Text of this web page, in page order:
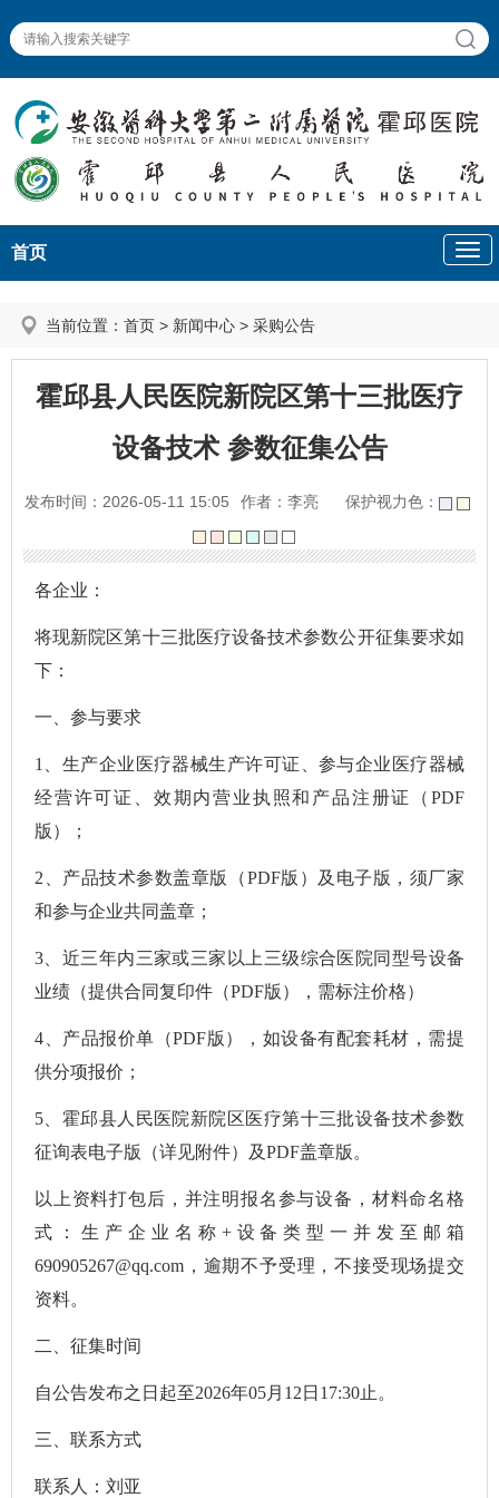
首页
当前位置： 首页 > 新闻中心 > 采购公告
霍邱县人民医院新院区第十三批医疗
设备技术 参数征集公告
发布时间：2026-05-11 15:05 作者：李亮 保护视力色：
各企业：
将现新院区第十三批医疗设备技术参数公开征集要求如
下：
一、参与要求
1、生产企业医疗器械生产许可证、参与企业医疗器械
经营许可证、效期内营业执照和产品注册证（PDF
版）；
2、产品技术参数盖章版（PDF版）及电子版，须厂家
和参与企业共同盖章；
3、近三年内三家或三家以上三级综合医院同型号设备
业绩（提供合同复印件（PDF版），需标注价格）
4、产品报价单（PDF版），如设备有配套耗材，需提
供分项报价；
5、霍邱县人民医院新院区医疗第十三批设备技术参数
征询表电子版（详见附件）及PDF盖章版。
以上资料打包后，并注明报名参与设备，材料命名格
式：生产企业名称+设备类型一并发至邮箱
690905267@qq.com，逾期不予受理，不接受现场提交
资料。
二、征集时间
自公告发布之日起至2026年05月12日17:30止。
三、联系方式
联系人：刘亚